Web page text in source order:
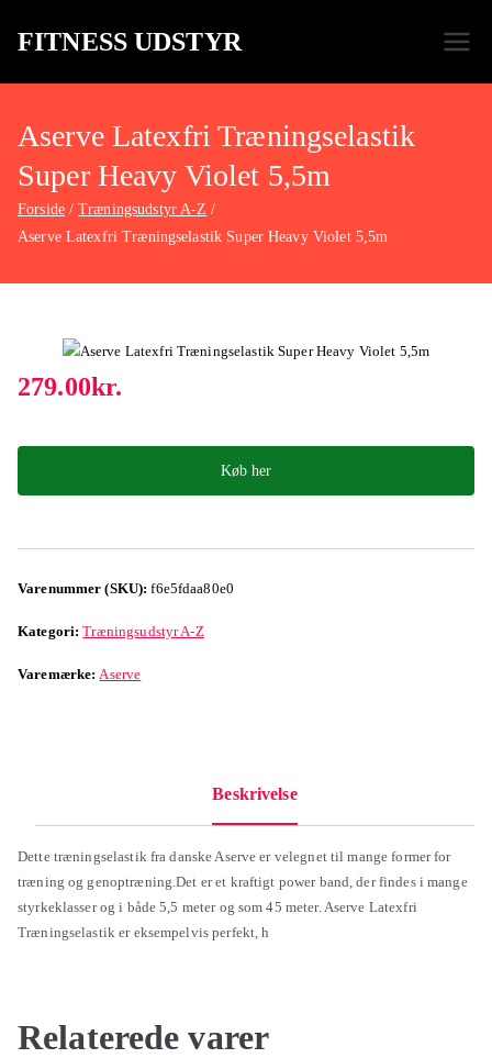
FITNESS UDSTYR
Aserve Latexfri Træningselastik
Super Heavy Violet 5,5m
Forside
Træningsudstyr A-Z
Aserve Latexfri Træningselastik Super Heavy Violet 5,5m
279.00kr.
Køb her
Varenummer (SKU):f6e5fdaa80e0
Kategori:Træningsudstyr A-Z
Varemærke: Aserve
Beskrivelse
Dette træningselastik fra danske Aserve er velegnet til mange former for
træning og genoptræning.Det er et kraftigt power band, der findes i mange
styrkeklasser og i både 5,5 meter og som 45 meter. Aserve Latexfri
Træningselastik er eksempelvis perfekt, h
Relaterede varer